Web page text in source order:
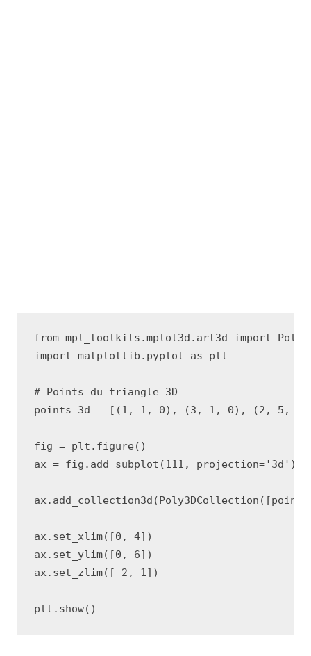
from mpl_toolkits.mplot3d.art3d import
import matplotlib.pyplot as plt
# Points du triangle 3D
points_3d = [(1 , 1 , 0), (3 , 1 , 0), (2 , 5 ,
fig = plt . figure ()
ax = fig . add_subplot (111 , projection= '3d' )
ax. add_collection3d (Poly3DCollection ([
ax. set_xlim([0 , 4])
ax. set_ylim([0 , 6])
ax. set_zlim([ -2 , 1])
plt . show()